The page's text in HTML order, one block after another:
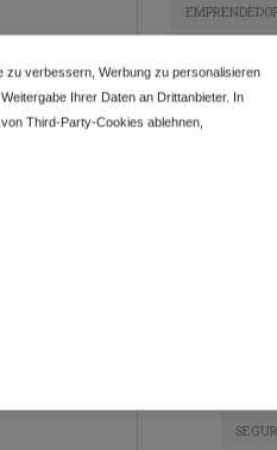
ESTRATEGIA
EVENTO
GETDOTLTDA
INDUSTRIA
zu verbessern, Werbung zu personalisieren
Ihrer Daten an Drittanbieter. In
Third-Party-Cookies ablehnen,